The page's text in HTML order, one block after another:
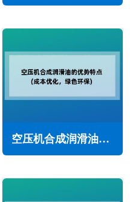
空压机合成润滑油的优势特点(成本优化，绿色环保)